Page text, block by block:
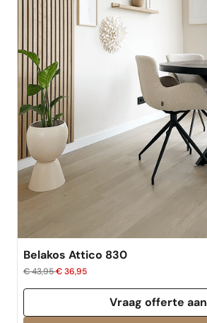
Belakos Attico 830
€ 43,95€ 36,95
Vraag offerte aan